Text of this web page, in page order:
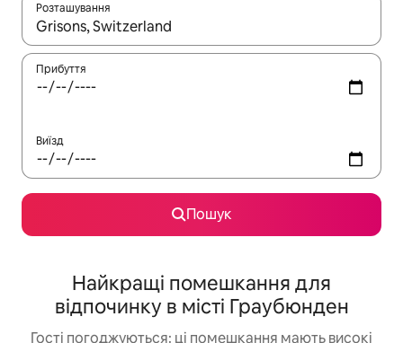
Розташування
Отримавши результати пошуку, використовуйте для
Прибуття
Виїзд
Пошук
Найкращі помешкання для
відпочинку в місті Граубюнден
Гості погоджуються: ці помешкання мають високі